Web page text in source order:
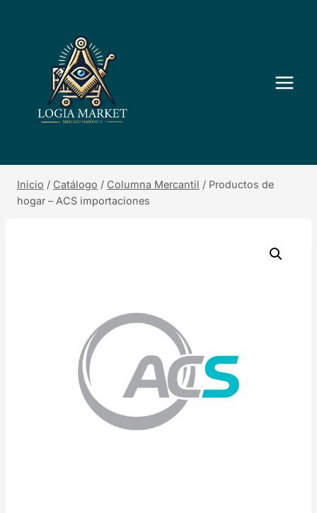
Inicio / Catálogo / Columna Mercantil / Productos de
hogar – ACS importaciones